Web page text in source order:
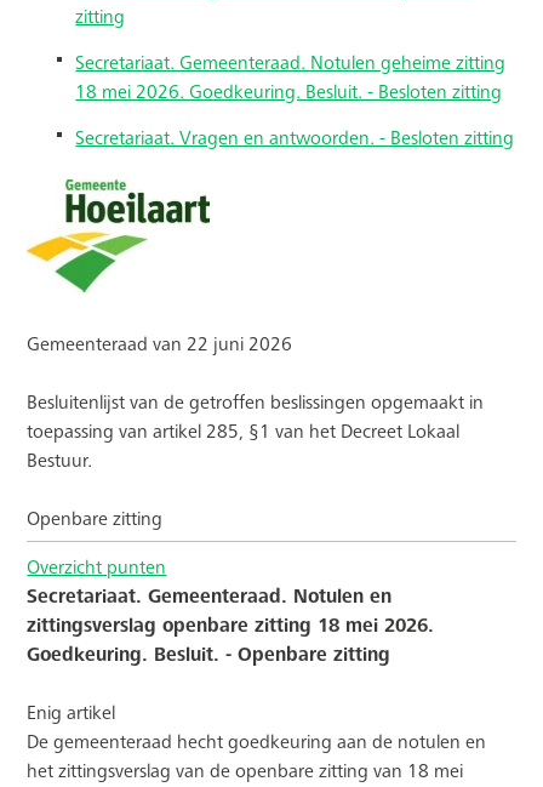
zitting
Secretariaat. Gemeenteraad. Notulen geheime zitting
18 mei 2026. Goedkeuring. Besluit. - Besloten zitting
Secretariaat. Vragen en antwoorden. - Besloten zitting
Gemeenteraad van 22 juni 2026
Besluitenlijst van de getroffen beslissingen opgemaakt in
toepassing van artikel 285, §1 van het Decreet Lokaal
Bestuur.
Openbare zitting
Overzicht punten
Secretariaat. Gemeenteraad. Notulen en
zittingsverslag openbare zitting 18 mei 2026.
Goedkeuring. Besluit. - Openbare zitting
Enig artikel
De gemeenteraad hecht goedkeuring aan de notulen en
het zittingsverslag van de openbare zitting van 18 mei